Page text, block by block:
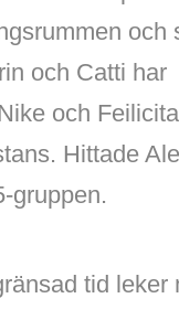
och
och Catti har
och
Hittade
gruppen.
tid leker